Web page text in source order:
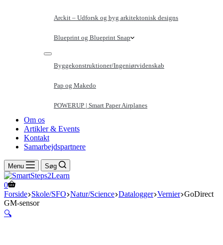
Arckit – Udforsk og byg arkitektonisk designs
Blueprint og Blueprint Snap
Byggekonstruktioner/Ingeniørvidenskab
Pap og Makedo
POWERUP | Smart Paper Airplanes
Om os
Artikler & Events
Kontakt
Samarbejdspartnere
Menu Søg
Indkøbskurv
0
Forside Skole/SFO Natur/Science Datalogger Vernier GoDirect
GM-sensor
🔍